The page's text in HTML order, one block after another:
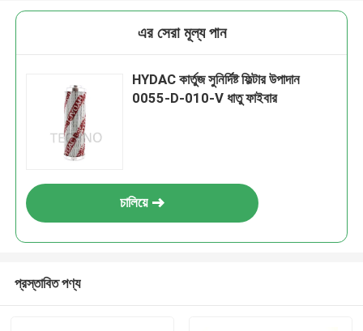
এর সেরা মূল্য পান
HYDAC কার্তুজ সুনির্দিষ্ট ফিল্টার উপাদান
0055-D-010-V ধাতু ফাইবার
চালিয়ে
প্রস্তাবিত পণ্য